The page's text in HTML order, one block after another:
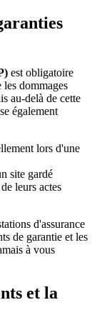
est obligatoire
dommages
au-delà de cette
également
lors d'une
site gardé
leurs actes
d'assurance
de garantie et les
à vous
et la